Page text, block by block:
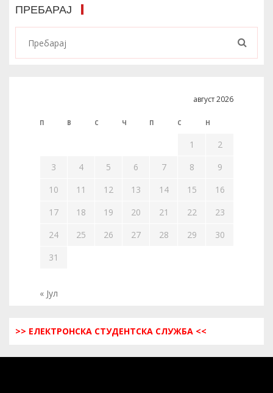
ПРЕБАРАЈ
август 2026
П В С Ч П С Н
1
2
3
4 5 6 7 8
9
10
11 12 13 14 15
16
17
18 19 20 21 22
23
24
25 26 27 28 29
30
31
« Јул
>> ЕЛЕКТРОНСКА СТУДЕНТСКА СЛУЖБА <<